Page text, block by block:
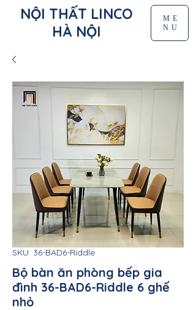
NỘI THẤT LINCO
HÀ NỘI
ME
NU
SKU: 36-BAD6-Riddle
Bộ bàn ăn phòng bếp gia
đình 36-BAD6-Riddle 6 ghế
nhỏ